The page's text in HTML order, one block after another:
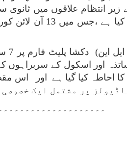
اور اسکول کے سربراہوں
کا احاطہ کیا گیا ہے